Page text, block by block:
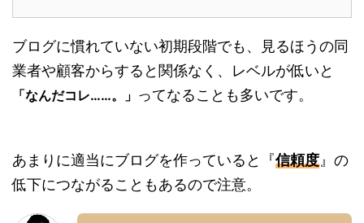
ブログに慣れていない初期段階でも、見るほうの同
業者や顧客からすると関係なく、レベルが低いと
「なんだコレ……。」 ってなることも多いです。
あまりに適当にブログを作っていると『信頼度』の
低下につながることもあるので注意。